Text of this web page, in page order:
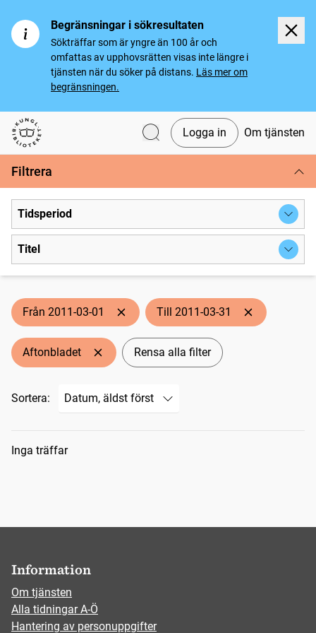
Begränsningar i sökresultaten
Sökträffar som är yngre än 100 år och
omfattas av upphovsrätten visas inte längre i
tjänsten när du söker på distans. Läs mer om
begränsningen.
Svenska tidningar
Logga in Om tjänsten
Filtrera
Tidsperiod
Titel
Från 2011-03-01 Till 2011-03-31
Aftonbladet Rensa alla filter
Sortera:
Sökresultat
Inga träffar
Information
Om tjänsten
Alla tidningar A-Ö
Hantering av personuppgifter